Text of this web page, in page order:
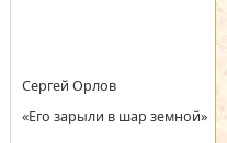
Сергей Орлов
«Его зарыли в шар земной»